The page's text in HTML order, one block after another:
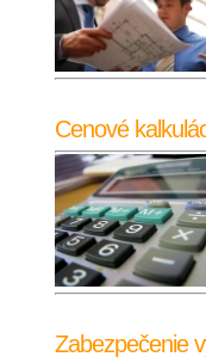
Cenové
Zabezpečenie